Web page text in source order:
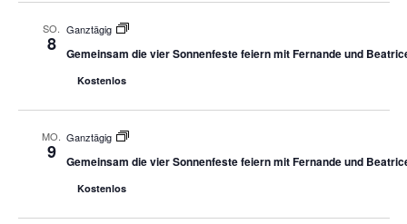
SO.
8
Ganztägig
Gemeinsam die vier Sonnenfeste feiern mit Fernande und
Kostenlos
MO.
9
Ganztägig
Gemeinsam die vier Sonnenfeste feiern mit Fernande und
Kostenlos